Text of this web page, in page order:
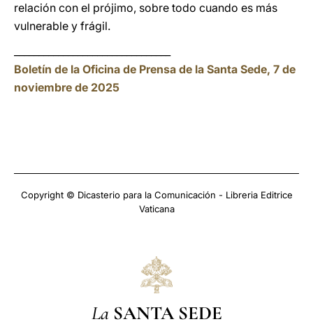
relación con el prójimo, sobre todo cuando es más
vulnerable y frágil.
Boletín de la Oficina de Prensa de la Santa Sede, 7 de
noviembre de 2025
Copyright © Dicasterio para la Comunicación - Libreria Editrice
Vaticana
La SANTA SEDE